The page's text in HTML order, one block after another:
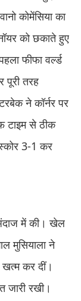
कोमेंसिया का
को छकाते हुए
फीफा वर्ल्ड
पूरी तरह
ने कॉर्नर पर
टाइम से ठीक
3-1 कर
में की। खेल
मुसियाला ने
खत्म कर दीं।
जारी रखी।